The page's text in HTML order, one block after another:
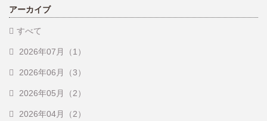
アーカイブ
すべて
2026年07月（1）
2026年06月（3）
2026年05月（2）
2026年04月（2）